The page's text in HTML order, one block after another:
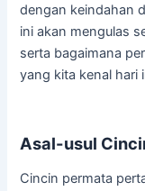
dengan keindahan
ini akan mengulas
serta bagaimana
yang kita kenal hari
Asal-usul
Cincin permata